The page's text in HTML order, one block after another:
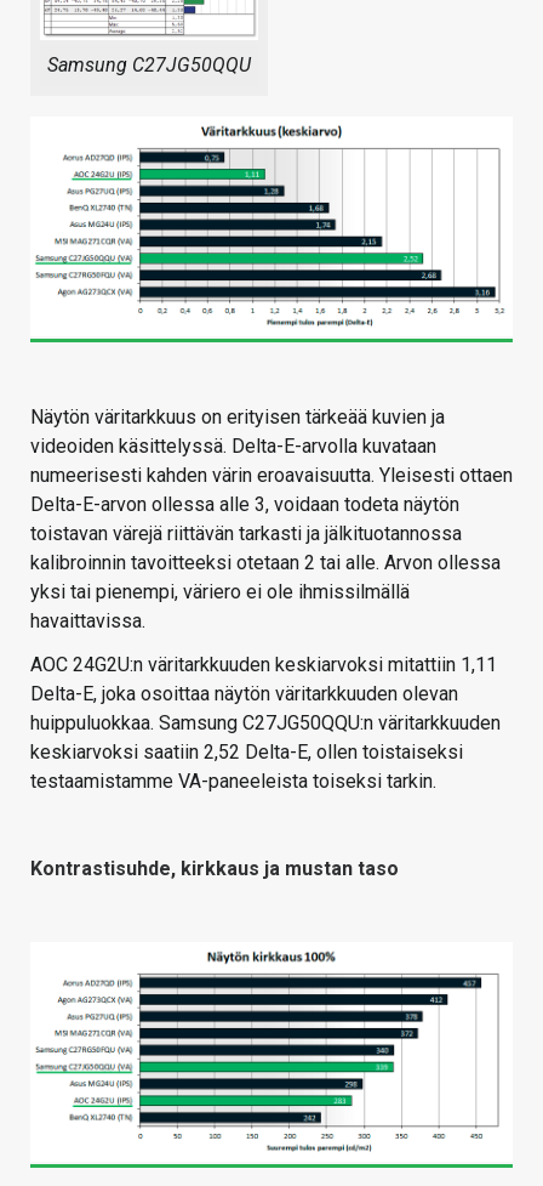
Samsung C27JG50QQU
Näytön väritarkkuus on erityisen tärkeää kuvien ja
videoiden käsittelyssä. Delta-E-arvolla kuvataan
numeerisesti kahden värin eroavaisuutta. Yleisesti ottaen
Delta-E-arvon ollessa alle 3, voidaan todeta näytön
toistavan värejä riittävän tarkasti ja jälkituotannossa
kalibroinnin tavoitteeksi otetaan 2 tai alle. Arvon ollessa
yksi tai pienempi, väriero ei ole ihmissilmällä
havaittavissa.
AOC 24G2U:n väritarkkuuden keskiarvoksi mitattiin 1,11
Delta-E, joka osoittaa näytön väritarkkuuden olevan
huippuluokkaa. Samsung C27JG50QQU:n väritarkkuuden
keskiarvoksi saatiin 2,52 Delta-E, ollen toistaiseksi
testaamistamme VA-paneeleista toiseksi tarkin.
Kontrastisuhde, kirkkaus ja mustan taso